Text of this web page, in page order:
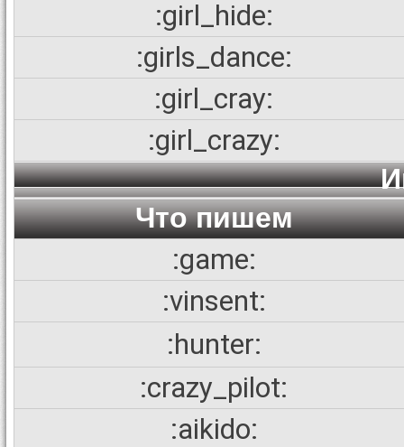
:girl_hide:
:girls_dance:
:girl_cray:
:girl_crazy:
Что пишем
:game:
:vinsent:
:hunter:
:crazy_pilot:
:aikido: